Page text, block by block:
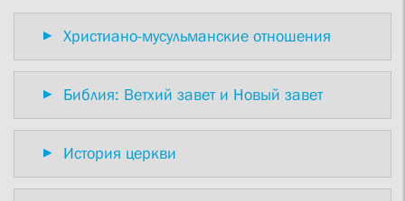
Христиано-мусульманские отношения
Библия: Ветхий завет и Новый завет
История церкви